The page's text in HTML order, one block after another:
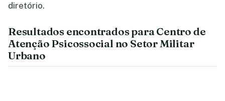
diretório.
Resultados encontrados para Centro de
Atenção Psicossocial no Setor Militar
Urbano